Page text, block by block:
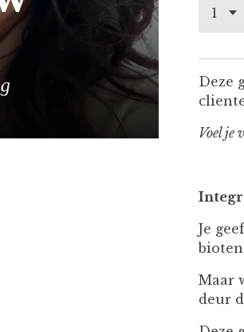
Deze
Voel je
Je
Maar
deur